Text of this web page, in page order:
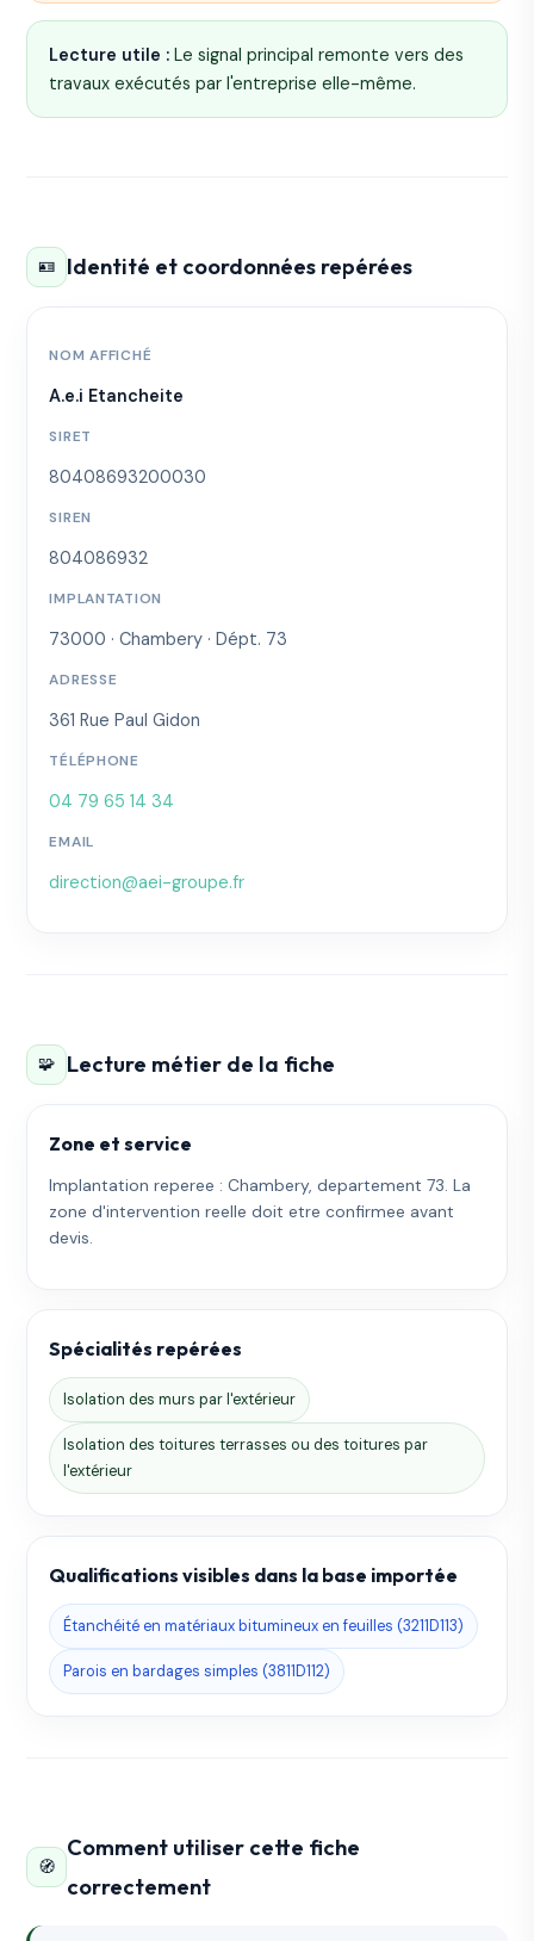
Lecture utile : Le signal principal remonte vers des
travaux exécutés par l'entreprise elle-même.
🪪 Identité et coordonnées repérées
NOM AFFICHÉ
A.e.i Etancheite
SIRET
80408693200030
SIREN
804086932
IMPLANTATION
73000 · Chambery · Dépt. 73
ADRESSE
361 Rue Paul Gidon
TÉLÉPHONE
04 79 65 14 34
EMAIL
direction@aei-groupe.fr
🧩 Lecture métier de la fiche
Zone et service
Implantation reperee : Chambery, departement 73. La
zone d'intervention reelle doit etre confirmee avant
devis.
Spécialités repérées
Isolation des murs par l'extérieur
Isolation des toitures terrasses ou des toitures par
l'extérieur
Qualifications visibles dans la base importée
Étanchéité en matériaux bitumineux en feuilles (3211D113)
Parois en bardages simples (3811D112)
🧭
Comment utiliser cette fiche
correctement